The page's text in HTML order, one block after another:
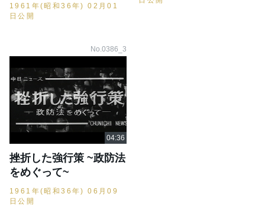
1961年(昭和36年) 02月01
日公開
No.0386_3
挫折した強行策 ~政防法
をめぐって~
1961年(昭和36年) 06月09
日公開